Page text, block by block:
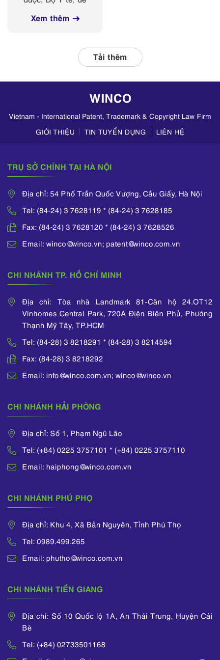
các nền tảng
mạng xã hội
tỉnh, thành phố
liên quan, tập
trung kiểm tra
Xem thêm
Tải thêm
WINCO
Vietnam - International Patent, Trademark & Copyright Law Firm
GIỚI THIỆU
TIN TUYỂN DỤNG LIÊN HỆ
TRỤ SỞ CHÍNH TẠI HÀ NỘI
Địa chỉ: 54 Phố Trần Quốc Vượng, Cầu Giấy, Hà Nội
Tel: (84-24) 3 7628119 * (84-24) 3 7628185
Fax: (84-24) 3 7628120 * (84-24) 3 7628526
Email: winco@winco.vn; patent@winco.com.vn
CHI NHÁNH TP. HỒ CHÍ MINH
Địa chỉ: Tòa nhà Landmark 81-Căn hộ 24.OT12
Vinhomes Central Park, 720A Điện Biên Phủ, Phường
Thạnh Mỹ Tây, TP.HCM
Tel: (84-28) 3 8218291 * (84-28) 3 8214594
Fax: (84-28) 3 8218292
Email: info@winco.com.vn; winco@winco.vn
CHI NHÁNH HẢI PHÒNG
Địa chỉ: Số 1, Phạm Ngũ Lão
Tel: (+84) 0225 3757101 * (+84) 0225 3757110
Email: haiphong@winco.com.vn
CHI NHÁNH PHÚ PHỌ
Địa chỉ: Khu 4, Xã Bản Nguyên, Tỉnh Phú Thọ
Tel: 0989.499.265
Email: phutho@winco.com.vn
CHI NHÁNH TIỀN GIANG
Địa chỉ: Số 10 Quốc lộ 1A, An Thái Trung, Huyện Cái
Bè
Tel: (+84) 02733501168